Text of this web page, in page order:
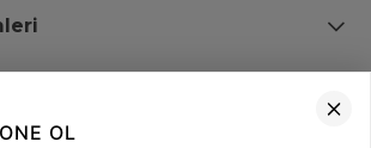
(850) 473 08 08
OL